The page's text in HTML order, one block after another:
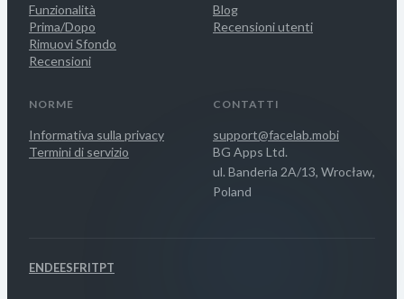
Funzionalità
Prima/Dopo
Rimuovi Sfondo
Recensioni
Blog
Recensioni utenti
NORME
Informativa sulla privacy
Termini di servizio
CONTATTI
support@facelab.mobi
BG Apps Ltd.
ul. Banderia 2A/13, Wrocław,
Poland
ENDEESFRITPT